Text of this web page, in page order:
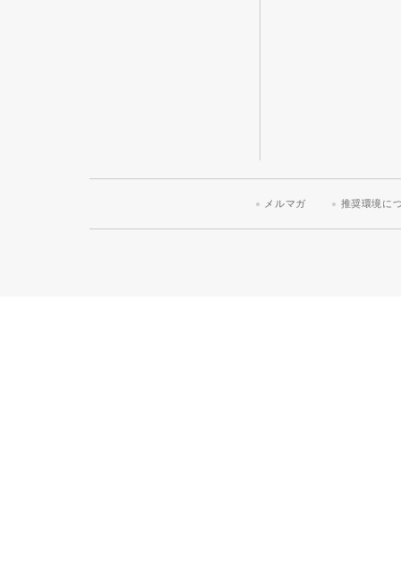
メルマガ 推奨環境に